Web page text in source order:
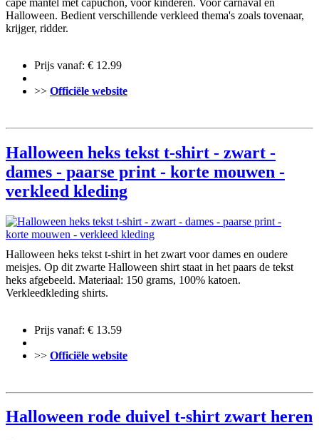
Halloween. Bedient verschillende verkleed thema's zoals tovenaar,
krijger, ridder.
Prijs vanaf: € 12.99
>> Officiële website
Halloween heks tekst t-shirt - zwart -
dames - paarse print - korte mouwen -
verkleed kleding
Halloween heks tekst t-shirt in het zwart voor dames en oudere
meisjes. Op dit zwarte Halloween shirt staat in het paars de tekst
heks afgebeeld. Materiaal: 150 grams, 100% katoen.
Verkleedkleding shirts.
Prijs vanaf: € 13.59
>> Officiële website
Halloween rode duivel t-shirt zwart heren